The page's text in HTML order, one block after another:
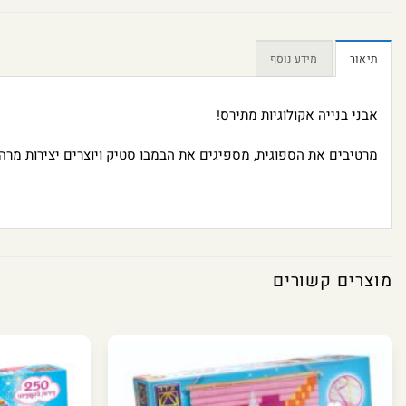
תיאור מידע נוסף
אבני בנייה אקולוגיות מתירס!
מרטיבים את הספוגית, מספיגים את הבמבו סטיק ויוצרים יצירות
מוצרים קשורים